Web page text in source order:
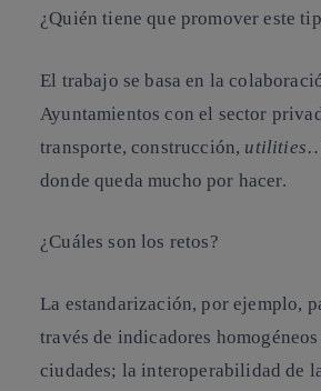
¿Quién tiene que promover este
El trabajo se basa en la
Ayuntamientos con el sector
transporte, construcción, utilities
donde queda mucho por hacer.
¿Cuáles son los retos?
La estandarización, por ejemplo,
través de indicadores
ciudades; la interoperabilidad de